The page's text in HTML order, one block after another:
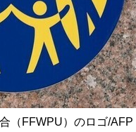
（FFWPU）のロゴ/AFP